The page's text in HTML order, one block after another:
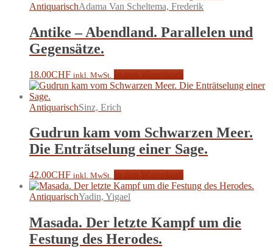
AntiquarischAdama Van Scheltema, Frederik
Antike – Abendland. Parallelen und
Gegensätze.
18.00CHF inkl. MwSt.
AntiquarischSinz, Erich
Gudrun kam vom Schwarzen Meer.
Die Enträtselung einer Sage.
42.00CHF inkl. MwSt.
AntiquarischYadin, Yigael
Masada. Der letzte Kampf um die
Festung des Herodes.